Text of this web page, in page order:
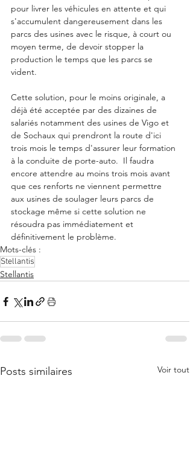
pour livrer les véhicules en attente et qui
s'accumulent dangereusement dans les
parcs des usines avec le risque, à court ou
moyen terme, de devoir stopper la
production le temps que les parcs se
vident.
Cette solution, pour le moins originale, a
déjà été acceptée par des dizaines de
salariés notamment des usines de Vigo et
de Sochaux qui prendront la route d'ici
trois mois le temps d'assurer leur formation
à la conduite de porte-auto.  Il faudra
encore attendre au moins trois mois avant
que ces renforts ne viennent permettre
aux usines de soulager leurs parcs de
stockage même si cette solution ne
résoudra pas immédiatement et
définitivement le problème.
Mots-clés :
Stellantis
Stellantis
Posts similaires Voir tout